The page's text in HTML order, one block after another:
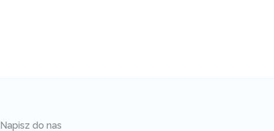
Napisz do nas